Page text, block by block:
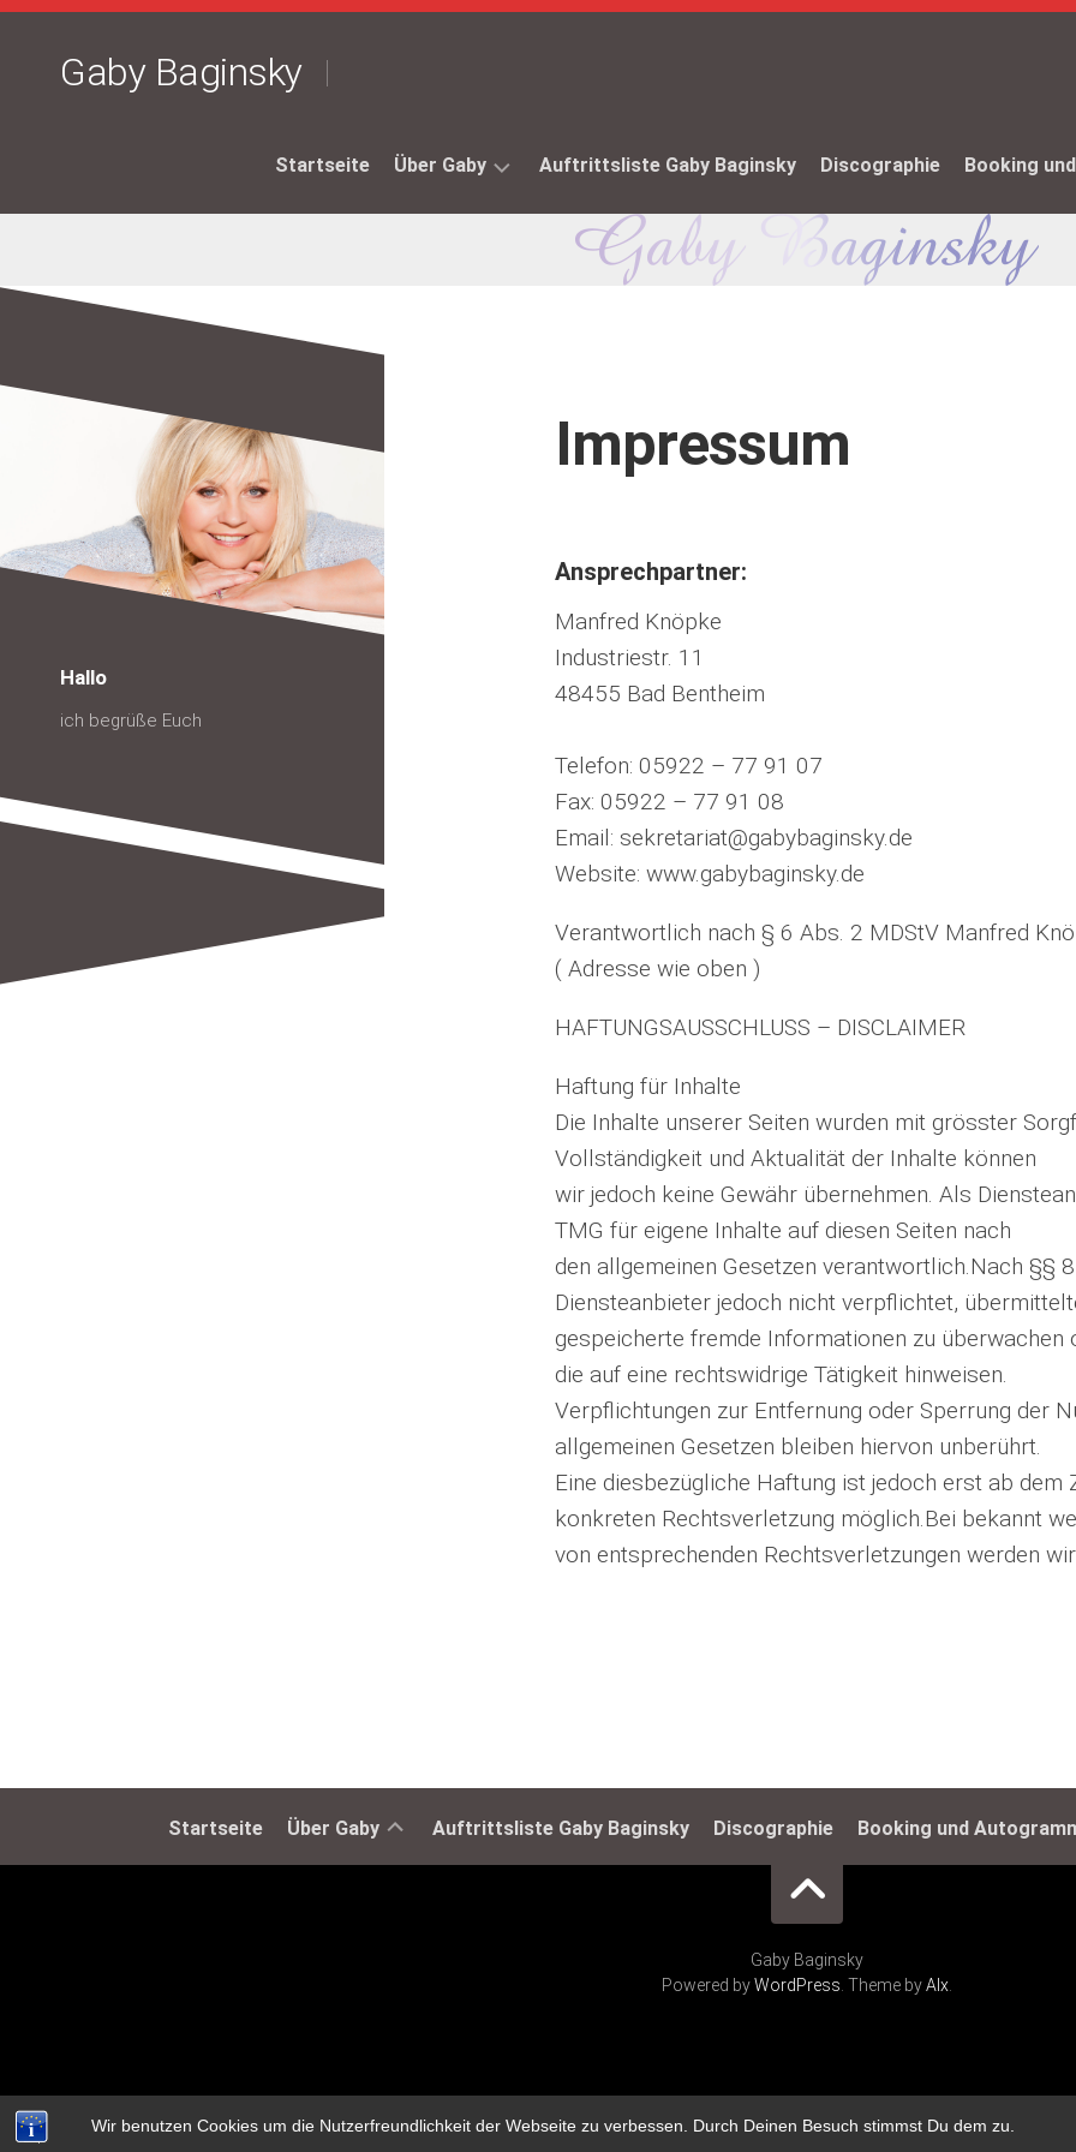
Wir benutzen Cookies um die Nutzerfreundlichkeit der Webseite zu verbessen. Durch Deinen Besuch stimmst Du dem zu.
Skip
Gaby Baginsky
Startseite Über Gaby Auftrittsliste Gaby Baginsky Discographie Booking
Impressum
Ansprechpartner:
Manfred Knöpke
Industriestr. 11
48455 Bad Bentheim
Telefon: 05922 – 77 91 07
Fax: 05922 – 77 91 08
Email: sekretariat@gabybaginsky.de
Website: www.gabybaginsky.de
Verantwortlich nach § 6 Abs. 2 MDStV Manfred
( Adresse wie oben )
HAFTUNGSAUSSCHLUSS – DISCLAIMER
Haftung für Inhalte
Die Inhalte unserer Seiten wurden mit grösster
Vollständigkeit und Aktualität der Inhalte können
wir jedoch keine Gewähr übernehmen. Als
TMG für eigene Inhalte auf diesen Seiten nach
den allgemeinen Gesetzen verantwortlich.Nach §§
Diensteanbieter jedoch nicht verpflichtet,
gespeicherte fremde Informationen zu überwachen
die auf eine rechtswidrige Tätigkeit hinweisen.
Verpflichtungen zur Entfernung oder Sperrung der
allgemeinen Gesetzen bleiben hiervon unberührt.
Eine diesbezügliche Haftung ist jedoch erst ab dem
konkreten Rechtsverletzung möglich.Bei bekannt
von entsprechenden Rechtsverletzungen werden
Hallo
ich begrüße Euch
Startseite Über Gaby Auftrittsliste Gaby Baginsky Discographie Booking und
Gaby Baginsky
Powered byWordPress . Theme byAlx
Diese Seite verwendet Cookies, um die Nutzerfreundlichkeit zu verbessern. Mit der weiteren Verwendung stimmst du dem zu.